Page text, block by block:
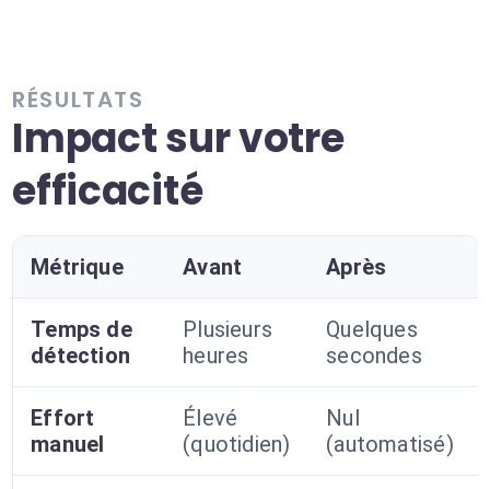
RÉSULTATS
Impact sur votre
efficacité
Métrique Avant Après
Temps de
détection
Plusieurs
heures
Quelques
secondes
Effort
manuel
Élevé
(quotidien)
Nul
(automatisé)